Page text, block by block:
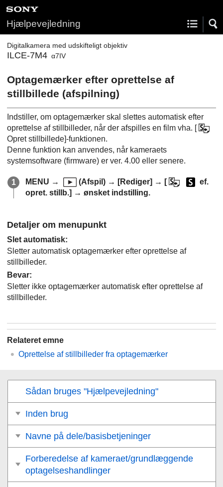
Hjælpevejledning
Digitalkamera med udskifteligt objektiv
ILCE-7M4 α7IV
Optagemærker efter oprettelse af
stillbillede (afspilning)
Indstiller, om optagemærker skal slettes automatisk efter
oprettelse af stillbilleder, når der afspilles en film vha. [
Opret stillbillede]-funktionen.
Denne funktion kan anvendes, når kameraets
systemsoftware (firmware) er ver. 4.00 eller senere.
MENU → (Afspil) → [Rediger] → [
ef.
opret. stillb.] → ønsket indstilling.
Detaljer om menupunkt
Slet automatisk:
Sletter automatisk optagemærker efter oprettelse af
stillbilleder.
Bevar:
Sletter ikke optagemærker automatisk efter oprettelse af
stillbilleder.
Relateret emne
Oprettelse af stillbilleder fra optagemærker
Sådan bruges "Hjælpevejledning"
Inden brug
Navne på dele/basisbetjeninger
Forberedelse af kameraet/grundlæggende
optagelseshandlinger